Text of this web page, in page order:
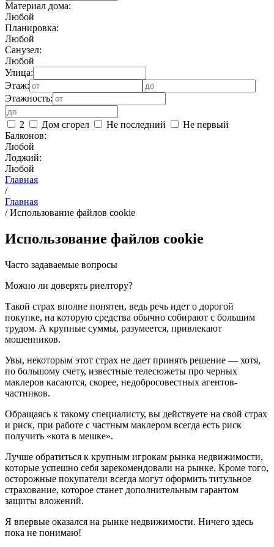
Материал дома:
Любой
Планировка:
Любой
Санузел:
Любой
Улица:
Этаж:
Этажность:
2 Дом сгорел Не последний
Не первый
Балконов:
Любой
Лоджий:
Любой
Главная
/
Главная
/Использование файлов cookie
Использование файлов cookie
Часто задаваемые вопросы
Можно ли доверять риелтору?
Такой страх вполне понятен, ведь речь идет о дорогой
покупке, на которую средства обычно собирают с большим
трудом. А крупные суммы, разумеется, привлекают
мошенников.
Увы, некоторым этот страх не дает принять решение — хотя,
по большому счету, известные телесюжеты про черных
маклеров касаются, скорее, недобросовестных агентов-
частников.
Обращаясь к такому специалисту, вы действуете на свой страх
и риск, при работе с частным маклером всегда есть риск
получить «кота в мешке».
Лучше обратиться к крупным игрокам рынка недвижимости,
которые успешно себя зарекомендовали на рынке. Кроме того,
осторожные покупатели всегда могут оформить титульное
страхование, которое станет дополнительным гарантом
защиты вложений.
Я впервые оказался на рынке недвижимости. Ничего здесь
пока не понимаю!